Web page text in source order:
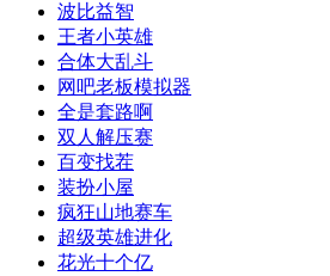
波比益智
王者小英雄
合体大乱斗
网吧老板模拟器
全是套路啊
双人解压赛
百变找茬
装扮小屋
疯狂山地赛车
超级英雄进化
花光十个亿